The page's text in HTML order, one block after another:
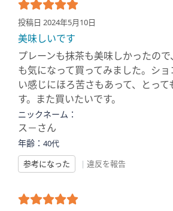
投稿日 2024年5月10日
美味しいです
プレーンも抹茶も美味しかったの
も気になって買ってみました。シ
い感じにほろ苦さもあって、とっ
す。また買いたいです。
ニックネーム：
ス－さん
年齢： 40代
参考になった
| 違反を報告